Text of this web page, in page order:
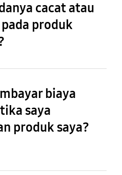
cacat atau
produk
biaya
saya
produk saya?